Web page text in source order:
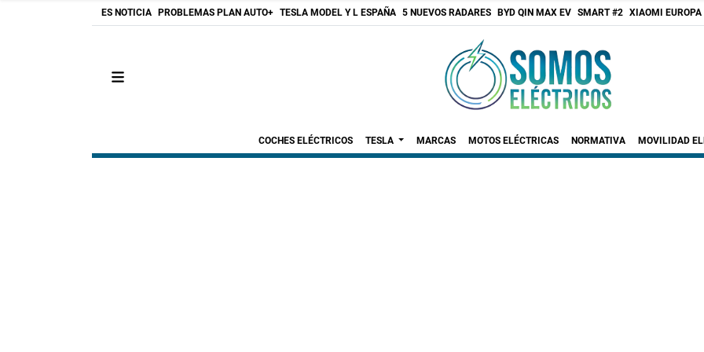
ES NOTICIA PROBLEMAS PLAN AUTO+ TESLA MODEL Y L ESPAÑA 5 NUEVOS RADARES BYD QIN MAX EV SMART #2 XIAOMI EUROPA
COCHES ELÉCTRICOS TESLA MARCAS MOTOS ELÉCTRICAS NORMATIVA MOVILIDAD